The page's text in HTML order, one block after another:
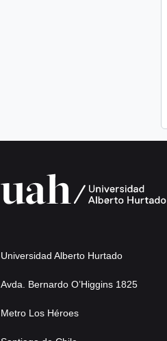
Universidad Alberto Hurtado
Avda. Bernardo O’Higgins 1825
Metro Los Héroes